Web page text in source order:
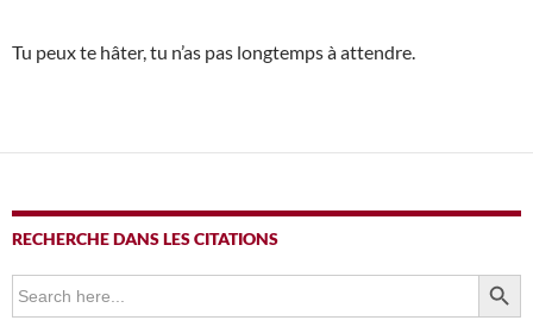
Tu peux te hâter, tu n’as pas longtemps à attendre.
RECHERCHE DANS LES CITATIONS
Search
for:
SEARCH